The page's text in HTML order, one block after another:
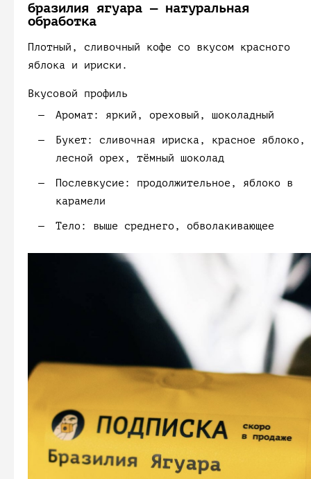
бразилия ягуара — натуральная
обработка
Плотный, сливочный кофе со вкусом красного
яблока и ириски.
Вкусовой профиль
Аромат:
яркий, ореховый, шоколадный
Букет:
сливочная ириска, красное яблоко,
лесной орех, тёмный шоколад
Послевкусие:
продолжительное, яблоко в
карамели
Тело: выше среднего, обволакивающее